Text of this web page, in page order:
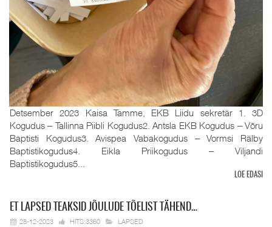
Detsember 2023 Kaisa Tamme, EKB Liidu sekretär 1. 3D
Kogudus ‒ Tallinna Piibli Kogudus2. Antsla EKB Kogudus ‒ Võru
Baptisti Kogudus3. Avispea Vabakogudus ‒ Vormsi Rälby
Baptistikogudus4. Eikla Priikogudus ‒ Viljandi
Baptistikogudus5...
LOE EDASI
ET LAPSED TEAKSID JÕULUDE TÕELIST TÄHEND…
28-12-2023 HITS:3360 LAPSED